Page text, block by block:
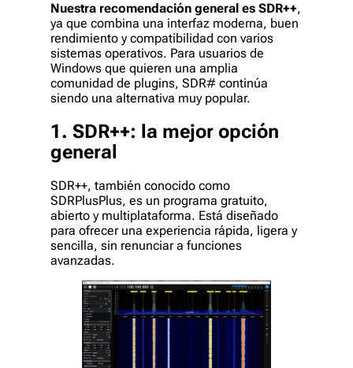
Nuestra recomendación general es SDR++,
ya que combina una interfaz moderna, buen
rendimiento y compatibilidad con varios
sistemas operativos. Para usuarios de
Windows que quieren una amplia
comunidad de plugins, SDR# continúa
siendo una alternativa muy popular.
1. SDR++: la mejor opción
general
SDR++, también conocido como
SDRPlusPlus, es un programa gratuito,
abierto y multiplataforma. Está diseñado
para ofrecer una experiencia rápida, ligera y
sencilla, sin renunciar a funciones
avanzadas.